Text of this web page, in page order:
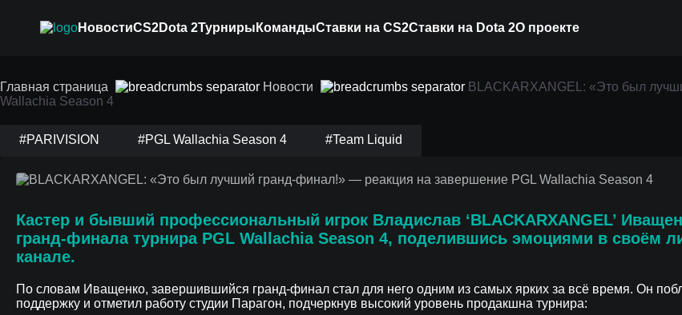
НовостиCS2Dota 2Турниры КомандыСтавки на CS2Ставки на Dota 2О проекте
Главная страница Новости
BLACKARXANGEL: «Это был
Wallachia Season 4
#PARIVISION #PGL Wallachia Season 4 #Team Liquid
финал!» — реакция на завершение PGL
Season 4
Кастер и бывший профессиональный игрок Владислав ‘BLACKARXANGEL’
гранд-финала турнира PGL Wallachia Season 4, поделившись эмоциями в своём
канале.
По словам Иващенко, завершившийся гранд-финал стал для него одним из самых ярких за всё время. Он
поддержку и отметил работу студии Парагон, подчеркнув высокий уровень продакшна турнира: